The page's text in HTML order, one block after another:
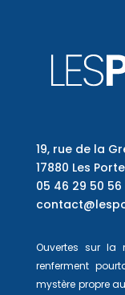
19, rue de la
17880 Les
05 46 29 50 56
Ouvertes sur la
renferment
mystère propre